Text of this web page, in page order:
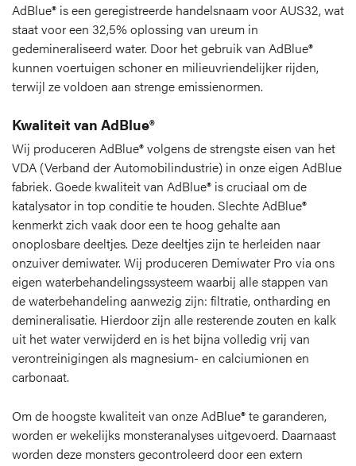
AdBlue® is een geregistreerde handelsnaam voor AUS32, wat
staat voor een 32,5% oplossing van ureum in
gedemineraliseerd water. Door het gebruik van AdBlue®
kunnen voertuigen schoner en milieuvriendelijker rijden,
terwijl ze voldoen aan strenge emissienormen.
Kwaliteit van AdBlue®
Wij produceren AdBlue® volgens de strengste eisen van het
VDA (Verband der Automobilindustrie) in onze eigen AdBlue
fabriek. Goede kwaliteit van AdBlue® is cruciaal om de
katalysator in top conditie te houden. Slechte AdBlue®
kenmerkt zich vaak door een te hoog gehalte aan
onoplosbare deeltjes. Deze deeltjes zijn te herleiden naar
onzuiver demiwater. Wij produceren Demiwater Pro via ons
eigen waterbehandelingssysteem waarbij alle stappen van
de waterbehandeling aanwezig zijn: filtratie, ontharding en
demineralisatie. Hierdoor zijn alle resterende zouten en kalk
uit het water verwijderd en is het bijna volledig vrij van
verontreinigingen als magnesium- en calciumionen en
carbonaat.
Om de hoogste kwaliteit van onze AdBlue® te garanderen,
worden er wekelijks monsteranalyses uitgevoerd. Daarnaast
worden deze monsters gecontroleerd door een extern